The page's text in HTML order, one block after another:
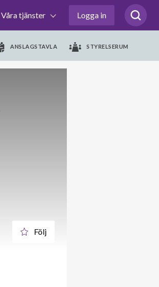
Våra tjänster Logga in
ANSLAGSTAVLA STYRELSERUM
Följ